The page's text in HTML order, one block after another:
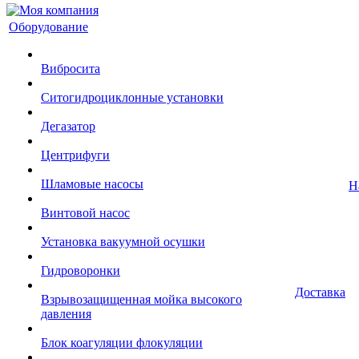
Оборудование
Вибросита
Ситогидроциклонные установки
Дегазатор
Центрифуги
Шламовые насосы
Винтовой насос
Установка вакуумной осушки
Гидроворонки
Взрывозащищенная мойка высокого
давления
Блок коагуляции флокуляции
Доставка